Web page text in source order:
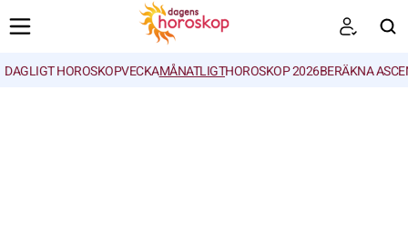
DAGLIGT HOROSKOPVECKAMÅNATLIGTHOROSKOP 2026BERÄKNA